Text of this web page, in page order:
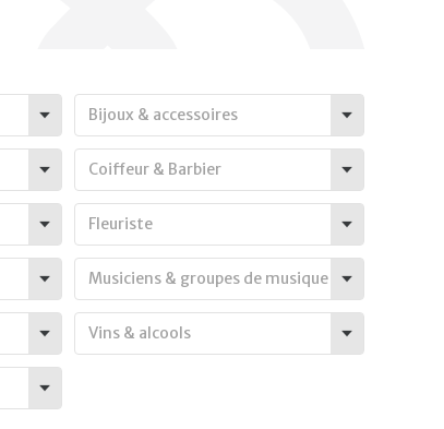
Bijoux & accessoires
Coiffeur & Barbier
Fleuriste
Musiciens & groupes de musique
Vins & alcools